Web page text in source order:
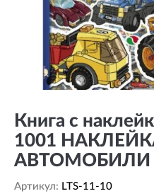
Книга с
1001
АВТОМОБИЛИ
Артикул: LTS-11-10